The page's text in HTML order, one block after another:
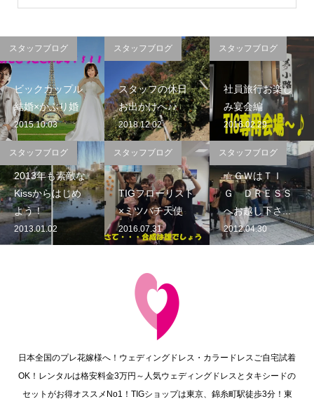
ビックカップル
結婚×かぶり婚
2015.10.03
スタッフブログ
スタッフの休日
お出かけへ♪♪
2018.12.02
スタッフブログ
社員旅行お楽し
み宴会編
2016.02.29
スタッフブログ
2013年も素敵な
Kissからはじめ
よう！
2013.01.02
スタッフブログ
TIGフローリスト
×ミツバチ天使
2016.07.31
スタッフブログ
☆ＧＷはＴＩ
Ｇ ＤＲＥＳＳ
へお越し下さ...
2012.04.30
スタッフブログ
日本全国のプレ花嫁様へ！ウェディングドレス・カラードレスご自宅試着
OK！レンタルは格安料金3万円～人気ウェディングドレスとタキシードの
セットがお得オススメNo1！TIGショップは東京、錦糸町駅徒歩3分！東